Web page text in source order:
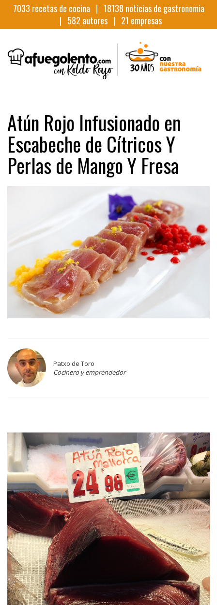
7033 recetas de cocina | 18138 noticias de gastronomia
| 582 autores | 21 empresas
Atún Rojo Infusionado en
Escabeche de Cítricos Y
Perlas de Mango Y Fresa
Patxo de Toro
Cocinero y emprendedor